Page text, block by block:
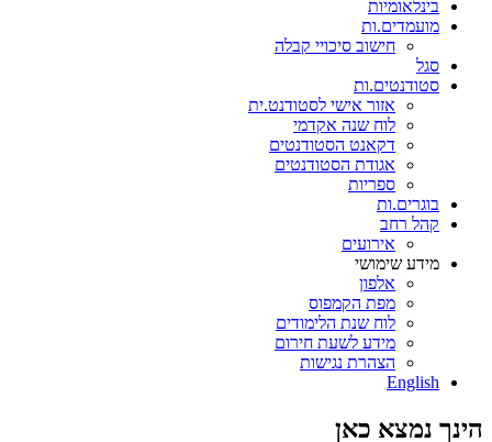
בינלאומיות
מועמדים.ות
חישוב סיכויי קבלה
סגל
סטודנטים.ות
אזור אישי לסטודנט.ית
לוח שנה אקדמי
דקאנט הסטודנטים
אגודת הסטודנטים
ספריות
בוגרים.ות
קהל רחב
אירועים
מידע שימושי
אלפון
מפת הקמפוס
לוח שנת הלימודים
מידע לשעת חירום
הצהרת נגישות
English
הינך נמצא כאן